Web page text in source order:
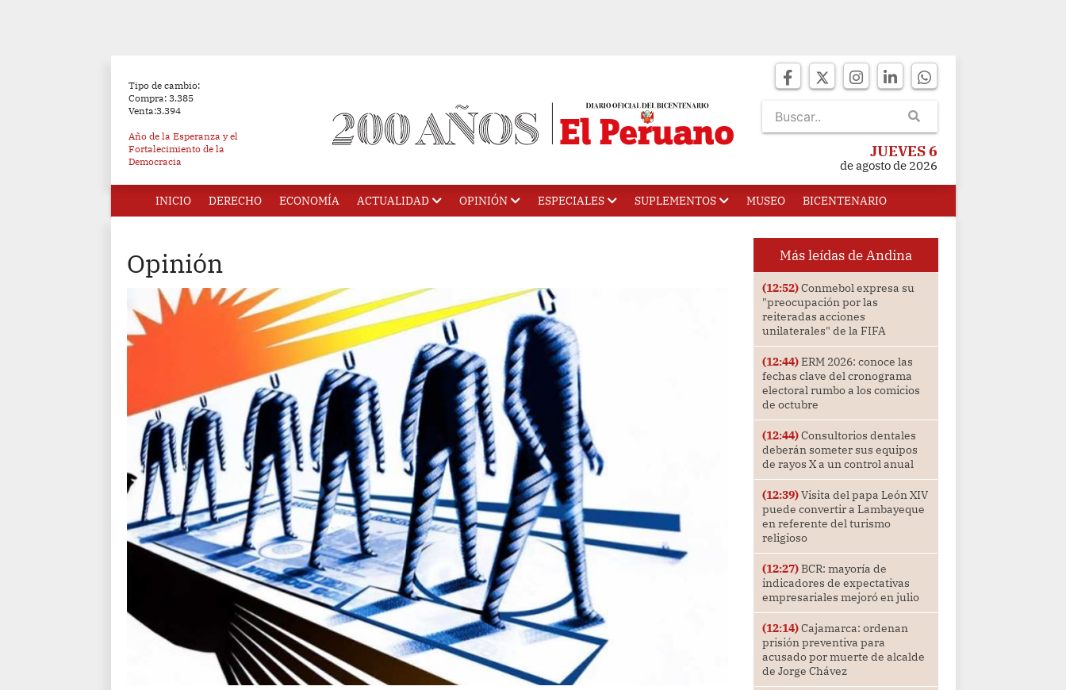
Tipo de cambio:
Compra: 3.385
Venta:3.394
Año de la Esperanza y el
Fortalecimiento de la
Democracia
JUEVES 6
de agosto de 2026
INICIO DERECHO ECONOMÍA ACTUALIDAD OPINIÓN ESPECIALES SUPLEMENTOS MUSEO BICENTENARIO
Opinión Más leídas de Andina
(12:52)Conmebol expresa su
"preocupación por las
reiteradas acciones
unilaterales" de la FIFA
(12:44)ERM 2026: conoce las
fechas clave del cronograma
electoral rumbo a los comicios
de octubre
(12:44)Consultorios dentales
deberán someter sus equipos
de rayos X a un control anual
(12:39)Visita del papa León XIV
puede convertir a Lambayeque
en referente del turismo
religioso
(12:27)BCR: mayoría de
indicadores de expectativas
empresariales mejoró en julio
(12:14)Cajamarca: ordenan
prisión preventiva para
acusado por muerte de alcalde
de Jorge Chávez